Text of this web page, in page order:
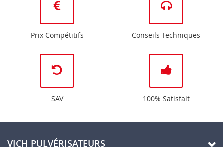
Prix Compétitifs Conseils Techniques
SAV 100% Satisfait
VICH PULVÉRISATEURS